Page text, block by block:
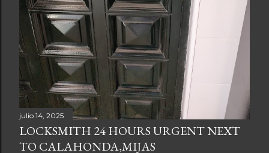
julio 14, 2025
LOCKSMITH 24 HOURS URGENT NEXT
TO CALAHONDA,MIJAS